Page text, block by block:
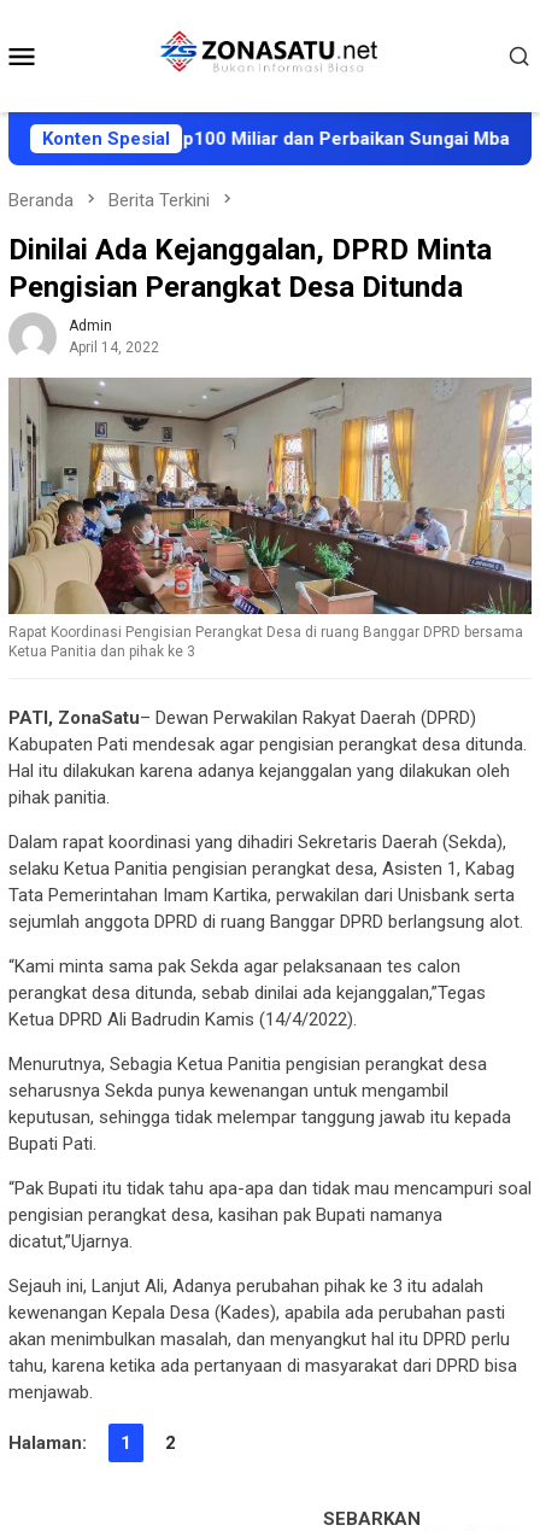
konten
Konten Spesial
Ganti Rugi Rp100 Miliar dan Perbaikan Sungai Mbango ke
Beranda Berita Terkini
Dinilai Ada Kejanggalan, DPRD Minta
Pengisian Perangkat Desa Ditunda
Admin
April 14, 2022
Rapat Koordinasi Pengisian Perangkat Desa di ruang Banggar DPRD bersama
Ketua Panitia dan pihak ke 3
PATI, ZonaSatu– Dewan Perwakilan Rakyat Daerah (DPRD)
Kabupaten Pati mendesak agar pengisian perangkat desa ditunda.
Hal itu dilakukan karena adanya kejanggalan yang dilakukan oleh
pihak panitia.
Dalam rapat koordinasi yang dihadiri Sekretaris Daerah (Sekda),
selaku Ketua Panitia pengisian perangkat desa, Asisten 1, Kabag
Tata Pemerintahan Imam Kartika, perwakilan dari Unisbank serta
sejumlah anggota DPRD di ruang Banggar DPRD berlangsung alot.
“Kami minta sama pak Sekda agar pelaksanaan tes calon
perangkat desa ditunda, sebab dinilai ada kejanggalan,”Tegas
Ketua DPRD Ali Badrudin Kamis (14/4/2022).
Menurutnya, Sebagia Ketua Panitia pengisian perangkat desa
seharusnya Sekda punya kewenangan untuk mengambil
keputusan, sehingga tidak melempar tanggung jawab itu kepada
Bupati Pati.
“Pak Bupati itu tidak tahu apa-apa dan tidak mau mencampuri soal
pengisian perangkat desa, kasihan pak Bupati namanya
dicatut,”Ujarnya.
Sejauh ini, Lanjut Ali, Adanya perubahan pihak ke 3 itu adalah
kewenangan Kepala Desa (Kades), apabila ada perubahan pasti
akan menimbulkan masalah, dan menyangkut hal itu DPRD perlu
tahu, karena ketika ada pertanyaan di masyarakat dari DPRD bisa
menjawab.
Halaman: 1 2
SEBARKAN